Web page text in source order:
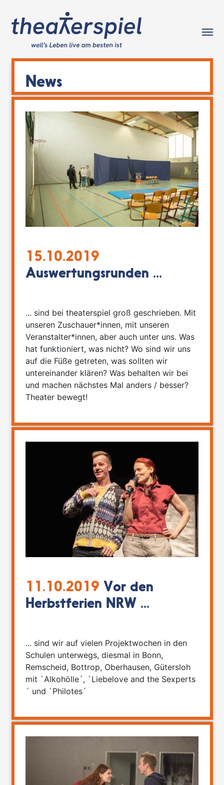
News
15.10.2019
Auswertungsrunden ...
... sind bei theaterspiel groß geschrieben. Mit
unseren Zuschauer*innen, mit unseren
Veranstalter*innen, aber auch unter uns. Was
hat funktioniert, was nicht? Wo sind wir uns
auf die Füße getreten, was sollten wir
untereinander klären? Was behalten wir bei
und machen nächstes Mal anders / besser?
Theater bewegt!
11.10.2019 Vor den
Herbstferien NRW ...
... sind wir auf vielen Projektwochen in den
Schulen unterwegs, diesmal in Bonn,
Remscheid, Bottrop, Oberhausen, Gütersloh
mit `Alkohölle´, `Liebelove and the Sexperts
´ und `Philotes´